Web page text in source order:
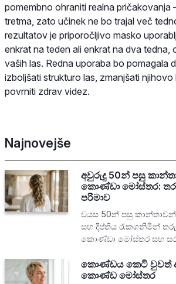
pomembno ohraniti realna pričakovanja
tretma, zato učinek ne bo trajal več
rezultatov je priporočljivo masko
enkrat na teden ali enkrat na dva tedna,
vaših las. Redna uporaba bo pomagala
izboljšati strukturo las, zmanjšati njihovo
povrniti zdrav videz.
Najnovejše
අවුරුදු 50න් පසු
කොණ්ඩා මෝස්තර:
පරිමාව
වයස 50න් පසු කාන්තාවන්
සහ දීප්තිය රැකගනිමින්
කොණ්ඩා මෝස්තර සහ
කොණ්ඩය කෙටි වුවත්
කොණ්ඩ මෝස්තර